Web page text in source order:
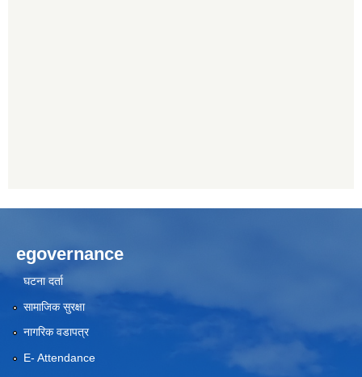
egovernance
घटना दर्ता
सामाजिक सुरक्षा
नागरिक वडापत्र
E- Attendance